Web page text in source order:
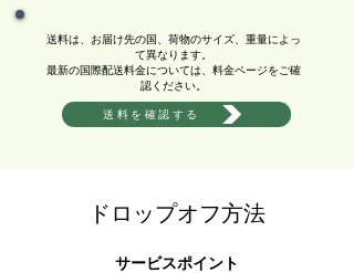
送料は、お届け先の国、荷物のサイズ、重量によっ
て異なります。
最新の国際配送料金については、料金ページをご確
認ください。
送料を確認する
ドロップオフ方法
サービスポイント